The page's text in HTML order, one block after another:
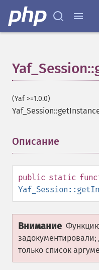
(Yaf >=1.0.0)
Описание
public static
Внимание
задокументировали;
только список